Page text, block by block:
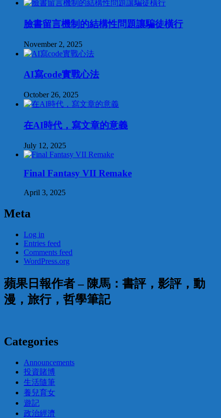
臉書留言機制的結構性問題讓騙徒橫行
November 2, 2025
AI寫code實戰心法
October 26, 2025
在AI時代，寫文章的意義
July 12, 2025
Final Fantasy VII Remake
April 3, 2025
Meta
Log in
Entries feed
Comments feed
WordPress.org
蘋果日報作者 – 陳馬：書評，影評，動
漫，旅行，哲學筆記
Categories
Announcements
投資賭博
生活隨筆
養兒育女
遊記
政治經濟